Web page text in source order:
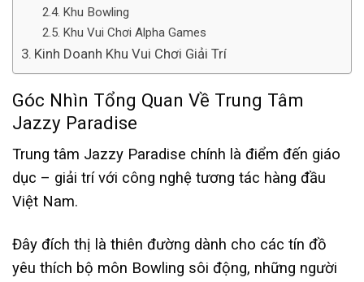
Khu Bowling
Khu Vui Chơi Alpha Games
Kinh Doanh Khu Vui Chơi Giải Trí
Góc Nhìn Tổng Quan Về Trung Tâm
Jazzy Paradise
Trung tâm Jazzy Paradise chính là điểm đến giáo
dục – giải trí với công nghệ tương tác hàng đầu
Việt Nam.
Đây đích thị là thiên đường dành cho các tín đồ
yêu thích bộ môn Bowling sôi động, những người